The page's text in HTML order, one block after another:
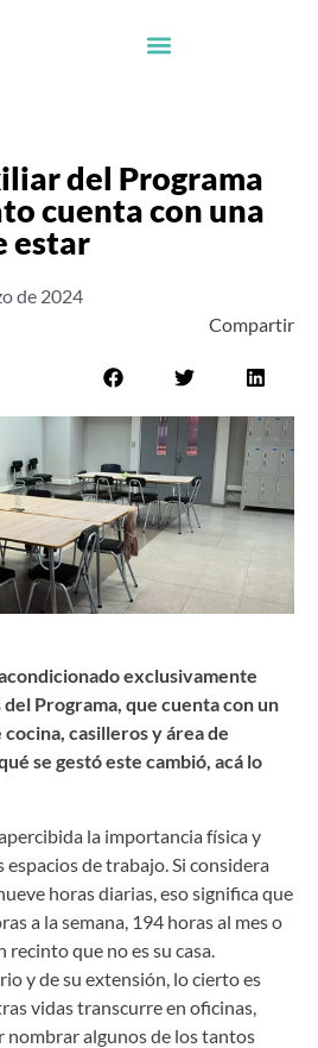
del Programa
cuenta con una
estar
de 2024
Compartir
exclusivamente
Programa, que cuenta con un
casilleros y área de
se gestó este cambió, acá lo
la importancia física y
de trabajo. Si considera
horas diarias, eso significa que
a la semana, 194 horas al mes o
recinto que no es su casa.
y de su extensión, lo cierto es
vidas transcurre en oficinas,
nombrar algunos de los tantos